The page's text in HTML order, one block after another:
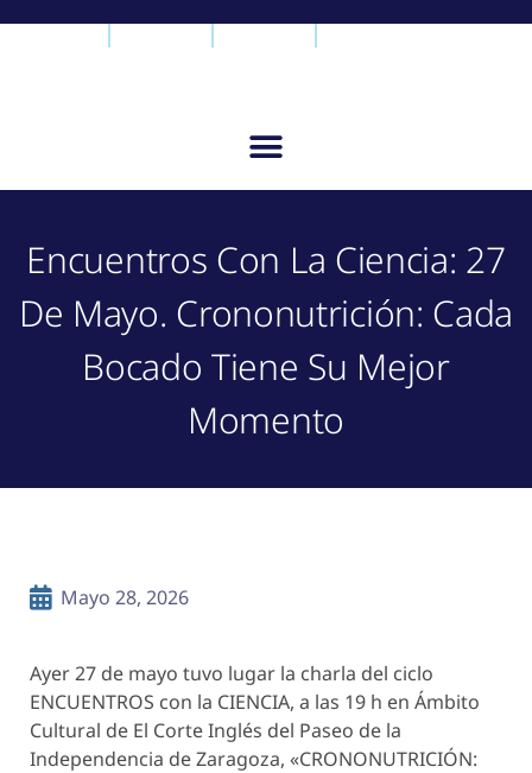
Encuentros Con La Ciencia: 27
De Mayo. Crononutrición: Cada
Bocado Tiene Su Mejor
Momento
Mayo 28, 2026
Ayer 27 de mayo tuvo lugar la charla del ciclo
ENCUENTROS con la CIENCIA, a las 19 h en Ámbito
Cultural de El Corte Inglés del Paseo de la
Independencia de Zaragoza, «CRONONUTRICIÓN: